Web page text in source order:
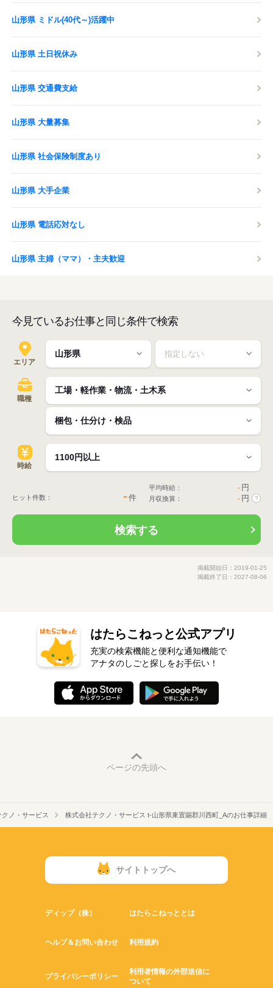
山形県 ミドル(40代～)活躍中
山形県 土日祝休み
山形県 交通費支給
山形県 大量募集
山形県 社会保険制度あり
山形県 大手企業
山形県 電話応対なし
山形県 主婦（ママ）・主夫歓迎
今見ているお仕事と同じ条件で検索
エリア
職種
時給
ヒット件数： -件
平均時給： - 円
月収換算： - 円 ?
検索する
掲載開始日：2019-01-25
掲載終了日：2027-08-06
はたらこねっと公式アプリ
充実の検索機能と便利な通知機能で
アナタのしごと探しをお手伝い！
ページの先頭へ
ノ・サービス 株式会社テクノ・サービス t-山形県東置賜郡川西町_Aのお仕事詳細
サイトトップへ
ディップ（株） はたらこねっととは
ヘルプ＆お問い合わせ 利用規約
プライバシーポリシー
利用者情報の外部送信に
ついて